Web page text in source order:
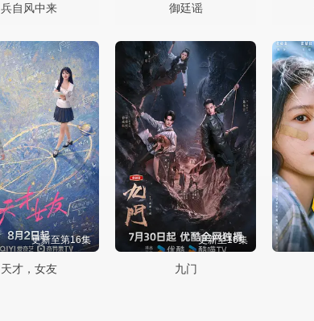
兵自风中来 御廷谣
更新至第16集
天才，女友
更新至16集
九门